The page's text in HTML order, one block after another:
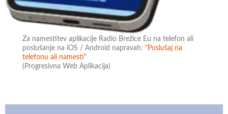
Za namestitev aplikacije Radio Brežice Eu na telefon ali
poslušanje na iOS / Android napravah:"Poslušaj na
telefonu ali namesti"
(Progresivna Web Aplikacija)